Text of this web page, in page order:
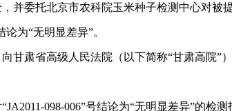
并委托北京市农科院玉米种子检测中心对被
为“无明显差异”。
肃省高级人民法院（以下简称“甘肃高院”
098-006”号结论为“无明显差异”的检